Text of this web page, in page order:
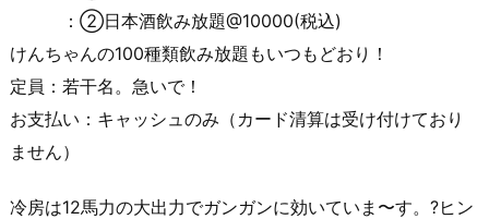
：②日本酒飲み放題@10000(税込)
けんちゃんの100種類飲み放題もいつもどおり！
定員：若干名。急いで！
お支払い：キャッシュのみ（カード清算は受け付けており
ません）
冷房は12馬力の大出力でガンガンに効いていま〜す。?ヒン